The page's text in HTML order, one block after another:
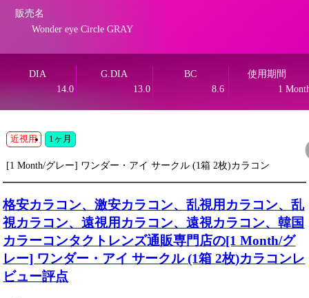
販売名
Wonder eye Circle GRAY
DIA
14.0
G.DIA
13.0
BC
8.6
使用期間
1
近視用 1ヶ月
[1 Month/グレー] ワンダー・アイ サークル (1箱 2枚)カラコン
格安カラコン、激安カラコン、乱視用カラコン、乱
視カラコン、遠視用カラコン、遠視カラコン、韓国
カラーコンタクトレンズ通販専門店の[1 Month/グ
レー] ワンダー・アイ サークル (1箱 2枚)カラコンレ
ビュー評点